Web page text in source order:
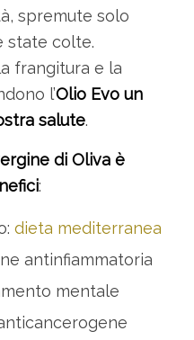
spremute solo
state colte.
frangitura e la
l’Olio Evo un
salute.
di Oliva è
:
dieta mediterranea
antinfiammatoria
mentale